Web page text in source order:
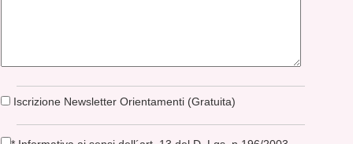
Iscrizione Newsletter Orientamenti (Gratuita)